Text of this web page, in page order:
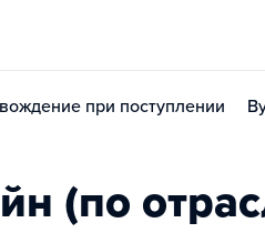
при поступлении
(по